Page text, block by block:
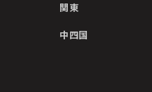
関東
中四国